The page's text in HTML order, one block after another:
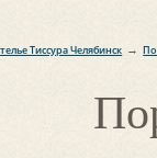
Тиссура Челябинск →